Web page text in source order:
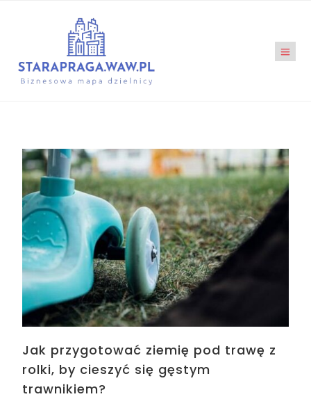
Jak przygotować ziemię pod trawę z
rolki, by cieszyć się gęstym
trawnikiem?